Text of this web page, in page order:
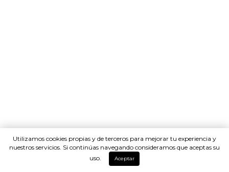
Utilizamos cookies propias y de terceros para mejorar tu experiencia y
nuestros servicios. Si continúas navegando consideramos que aceptas su
uso.
Aceptar